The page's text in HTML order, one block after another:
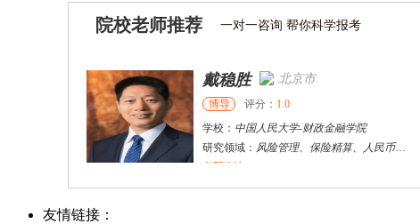
院校老师推荐 一对一咨询 帮你科学报考
戴稳胜 北京市
博导 评分： 1.0
学校： 中国人民大学-财政金融学院
研究领域： 风险管理、保险精算、人民币国际化
立即咨询
陈传红 武汉市
友情链接：